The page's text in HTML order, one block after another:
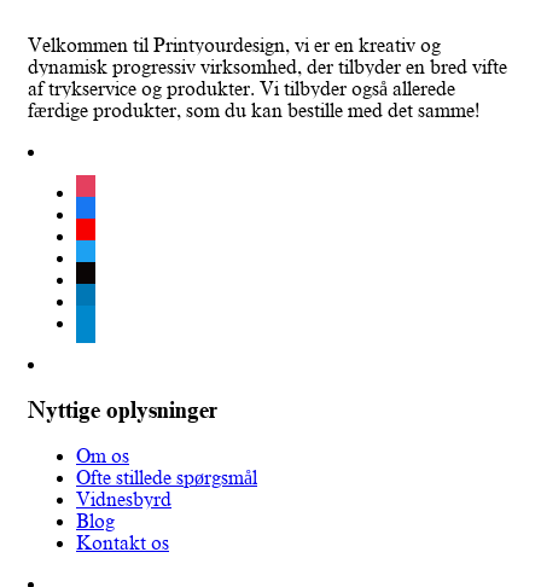
Velkommen til Printyourdesign, vi er en kreativ og
dynamisk progressiv virksomhed, der tilbyder en bred vifte
af trykservice og produkter. Vi tilbyder også allerede
færdige produkter, som du kan bestille med det samme!
instagram
facebook
youtube
twitter
tiktok
Nyttige oplysninger
Om os
Ofte stillede spørgsmål
Vidnesbyrd
Blog
Kontakt os